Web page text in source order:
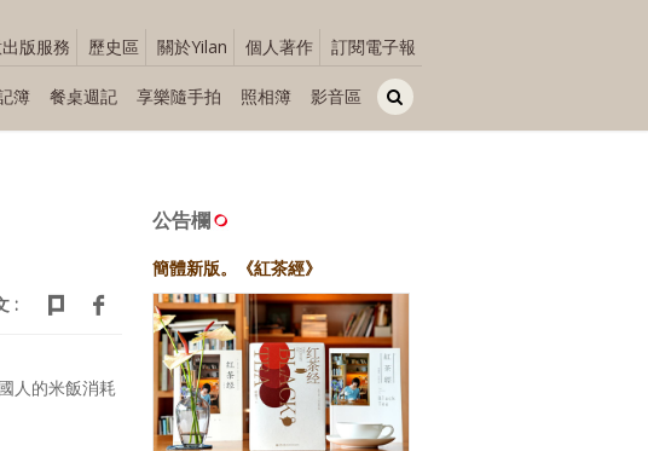
版服務 歷史區 關於Yilan 個人著作 訂閱電子報
簿 餐桌週記 享樂隨手拍 照相簿 影音區
:
人的米飯消耗
公告欄
簡體新版。《紅茶經》